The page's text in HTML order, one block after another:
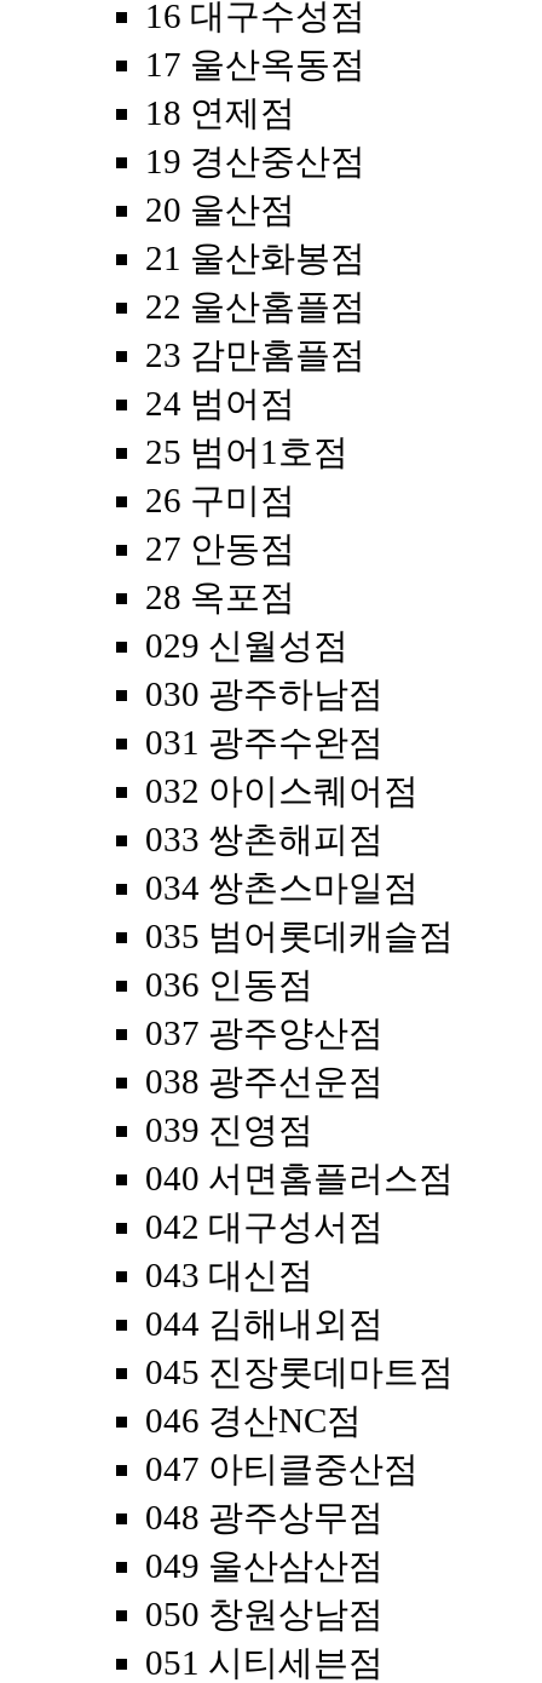
16 대구수성점
17 울산옥동점
18 연제점
19 경산중산점
20 울산점
21 울산화봉점
22 울산홈플점
23 감만홈플점
24 범어점
25 범어1호점
26 구미점
27 안동점
28 옥포점
029 신월성점
030 광주하남점
031 광주수완점
032 아이스퀘어점
033 쌍촌해피점
034 쌍촌스마일점
035 범어롯데캐슬점
036 인동점
037 광주양산점
038 광주선운점
039 진영점
040 서면홈플러스점
042 대구성서점
043 대신점
044 김해내외점
045 진장롯데마트점
046 경산NC점
047 아티클중산점
048 광주상무점
049 울산삼산점
050 창원상남점
051 시티세븐점